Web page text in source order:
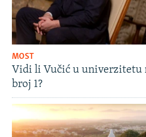
MOST
Vidi li Vučić u univerzitetu
broj 1?